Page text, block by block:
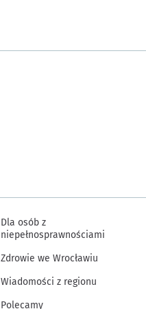
Dla osób z
niepełnosprawnościami
Zdrowie we Wrocławiu
Wiadomości z regionu
Polecamy